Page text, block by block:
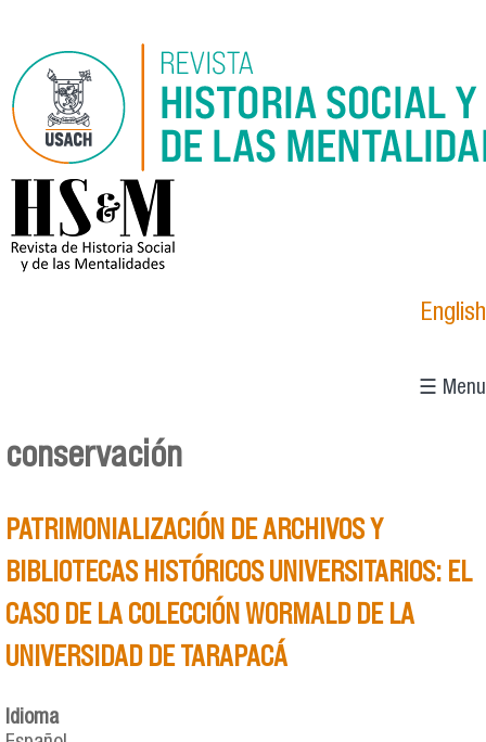
logo_hsm_2021.png
English
☰ Menu
conservación
PATRIMONIALIZACIÓN DE ARCHIVOS Y
BIBLIOTECAS HISTÓRICOS UNIVERSITARIOS: EL
CASO DE LA COLECCIÓN WORMALD DE LA
UNIVERSIDAD DE TARAPACÁ
Idioma